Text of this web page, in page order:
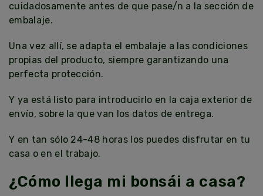
cuidadosamente antes de que pase/n a la sección de
embalaje.
Una vez allí, se adapta el embalaje a las condiciones
propias del producto, siempre garantizando una
perfecta protección.
Y ya está listo para introducirlo en la caja exterior de
envío, sobre la que van los datos de entrega.
Y en tan sólo 24-48 horas los puedes disfrutar en tu
casa o en el trabajo.
¿Cómo llega mi bonsái a casa?